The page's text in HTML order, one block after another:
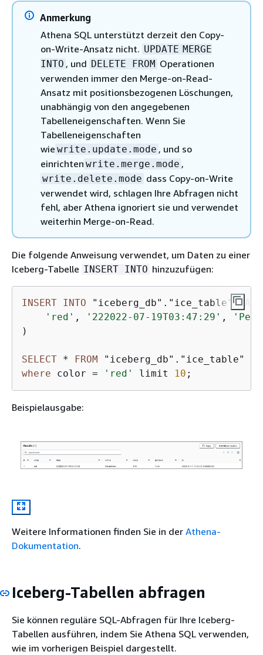
Anmerkung
Athena SQL unterstützt derzeit den Copy-
on-Write-Ansatz nicht. UPDATE MERGE
INTO , und DELETE FROM Operationen
verwenden immer den Merge-on-Read-
Ansatz mit positionsbezogenen Löschungen,
unabhängig von den angegebenen
Tabelleneigenschaften. Wenn Sie
Tabelleneigenschaften
wie write.update.mode , und so
einrichten write.merge.mode ,
write.delete.mode dass Copy-on-Write
verwendet wird, schlagen Ihre Abfragen nicht
fehl, aber Athena ignoriert sie und verwendet
weiterhin Merge-on-Read.
Die folgende Anweisung verwendet, um Daten zu einer
Iceberg-Tabelle INSERT INTO hinzuzufügen:
INSERT INTO "iceberg_db"."ice_table"
'red' , '222022-07-19T03:47:29' ,
)
SELECT * FROM
where color = 'red' limit 10 ;
Beispielausgabe:
Weitere Informationen finden Sie in der Athena-
Dokumentation.
Iceberg-Tabellen abfragen
Sie können reguläre SQL-Abfragen für Ihre Iceberg-
Tabellen ausführen, indem Sie Athena SQL verwenden,
wie im vorherigen Beispiel dargestellt.